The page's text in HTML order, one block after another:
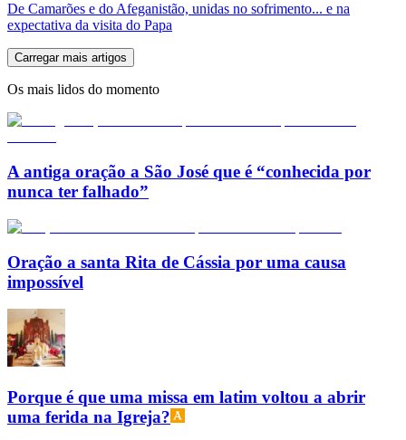
De Camarões e do Afeganistão, unidas no sofrimento... e na
expectativa da visita do Papa
Carregar mais artigos
Os mais lidos do momento
A antiga oração a São José que é “conhecida por
nunca ter falhado”
Oração a santa Rita de Cássia por uma causa
impossível
Porque é que uma missa em latim voltou a abrir
uma ferida na Igreja?